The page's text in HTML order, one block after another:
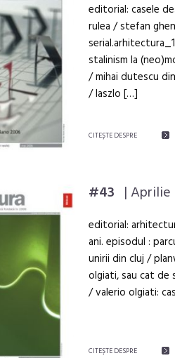
editorial: casele
rulea / stefan
stalinism la
/ mihai dutescu
/ laszlo […]
CITEŞTE DESPRE
#43 | Aprilie
editorial:
ani. episodul :
unirii din cluj /
olgiati, sau cat de
/ valerio olgiati:
CITEŞTE DESPRE